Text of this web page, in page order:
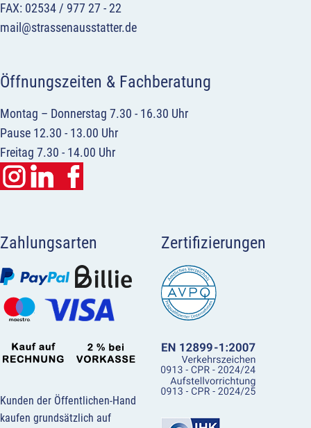
FAX: 02534 / 977 27 - 22
mail@strassenausstatter.de
Öffnungszeiten & Fachberatung
Montag – Donnerstag 7.30 - 16.30 Uhr
Pause 12.30 - 13.00 Uhr
Freitag 7.30 - 14.00 Uhr
Zahlungsarten
Kunden der Öffentlichen-Hand
kaufen grundsätzlich auf
Zertifizierungen